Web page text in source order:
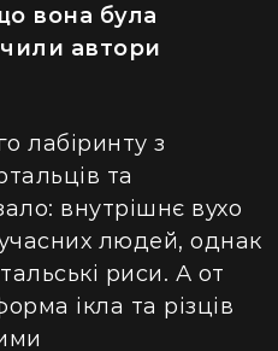
вона була
автори
лабіринту з
та
внутрішнє вухо
людей, однак
риси. А от
ікла та різців